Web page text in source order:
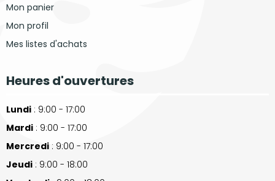
Mon panier
Mon profil
Mes listes d'achats
Heures d'ouvertures
Lundi : 9:00 - 17:00
Mardi : 9:00 - 17:00
Mercredi : 9:00 - 17:00
Jeudi : 9:00 - 18:00